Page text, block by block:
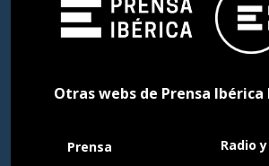
Otras webs de Prensa Ibérica
Prensa Radio